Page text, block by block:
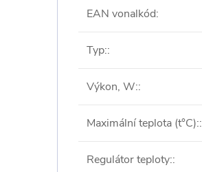
EAN vonalkód:
Typ::
Výkon, W::
Maximální teplota (t°C)::
Regulátor teploty::